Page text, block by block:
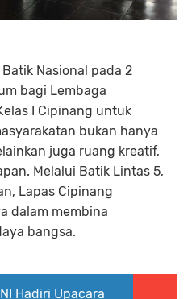
Nasional pada 2
bagi Lembaga
I Cipinang untuk
bukan hanya
juga ruang kreatif,
Melalui Batik Lintas 5,
Lapas Cipinang
dalam membina
bangsa.
Hadiri Upacara